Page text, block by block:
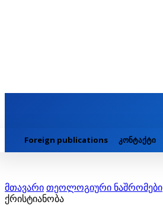
Foreign publications კონტაქტი
მთავარი თეოლოგიური ნაშრომები
ქრისტიანობა